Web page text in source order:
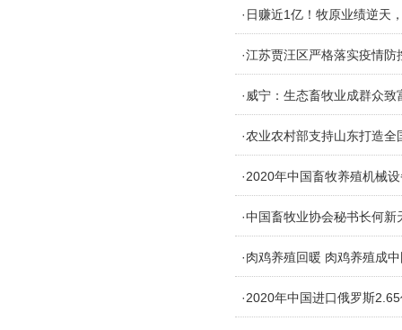
·日赚近1亿！牧原业绩逆天
·江苏贾汪区严格落实疫情
·威宁：生态畜牧业成群众致
·农业农村部支持山东打造
·2020年中国畜牧养殖机械
·中国畜牧业协会秘书长何
·肉鸡养殖回暖 肉鸡养殖成
·2020年中国进口俄罗斯